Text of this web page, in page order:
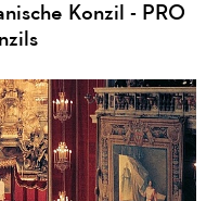
Konzil - PRO